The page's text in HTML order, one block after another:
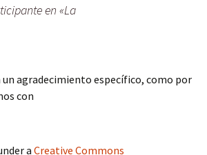
en «La
agradecimiento específico, como por
con
aCreative Commons